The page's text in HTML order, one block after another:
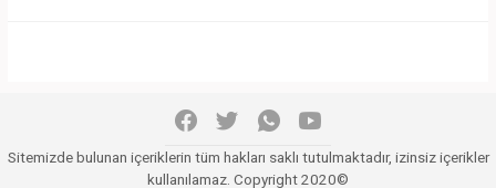
Sitemizde bulunan içeriklerin tüm hakları saklı tutulmaktadır, izinsiz içerikler
kullanılamaz. Copyright 2020©